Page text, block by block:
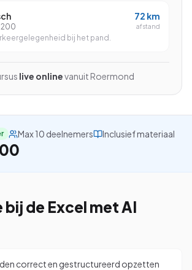
Bel ons: 023-5513409
studiegids downloaden
200
bij het pand.
72 km
afstand
live onlinevanuit Roermond
Max 10 deelnemers Inclusief materiaal
bij de Excel met AI
correct en gestructureerd opzetten